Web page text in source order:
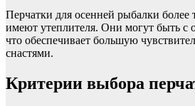
Перчатки для осенней рыбалки более
имеют утеплителя. Они могут быть с
что обеспечивает большую
снастями.
Критерии выбора